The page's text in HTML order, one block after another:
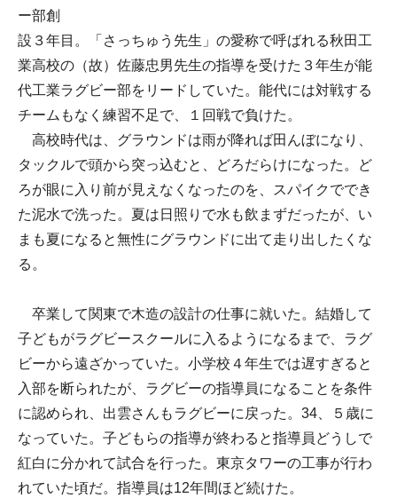
ー部創
設３年目。「さっちゅう先生」の愛称で呼ばれる秋田工
業高校の（故）佐藤忠男先生の指導を受けた３年生が能
代工業ラグビー部をリードしていた。能代には対戦する
チームもなく練習不足で、１回戦で負けた。
高校時代は、グラウンドは雨が降れば田んぼになり、
タックルで頭から突っ込むと、どろだらけになった。ど
ろが眼に入り前が見えなくなったのを、スパイクででき
た泥水で洗った。夏は日照りで水も飲まずだったが、い
まも夏になると無性にグラウンドに出て走り出したくな
る。
卒業して関東で木造の設計の仕事に就いた。結婚して
子どもがラグビースクールに入るようになるまで、ラグ
ビーから遠ざかっていた。小学校４年生では遅すぎると
入部を断られたが、ラグビーの指導員になることを条件
に認められ、出雲さんもラグビーに戻った。34、５歳に
なっていた。子どもらの指導が終わると指導員どうしで
紅白に分かれて試合を行った。東京タワーの工事が行わ
れていた頃だ。指導員は12年間ほど続けた。